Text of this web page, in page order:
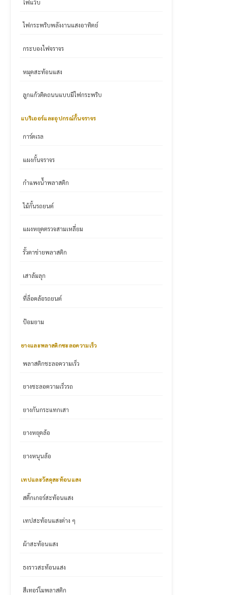
ไฟแว๊บ
ไฟกระพริบพลังงานแสงอาทิตย์
กระบองไฟจราจร
หมุดสะท้อนแสง
ลูกแก้วติดถนนแบบมีไฟกระพริบ
แบริเออร์และอุปกรณ์กั้นจราจร
การ์ดเรล
แผงกั้นจราจร
กำแพงน้ำพลาสติก
ไม้กั้นรถยนต์
แผงหยุดตรวจสามเหลี่ยม
รั้วตาข่ายพลาสติก
เสาล้มลุก
ที่ล็อคล้อรถยนต์
ป้อมยาม
ยางและพลาสติกชะลอความเร็ว
พลาสติกชะลอความเร็ว
ยางชะลอความเร็วรถ
ยางกันกระแทกเสา
ยางหยุดล้อ
ยางหนุนล้อ
เทปและวัสดุสะท้อนแสง
สติ๊กเกอร์สะท้อนแสง
เทปสะท้อนแสงต่าง ๆ
ผ้าสะท้อนแสง
ธงราวสะท้อนแสง
สีเทอร์โมพลาสติก